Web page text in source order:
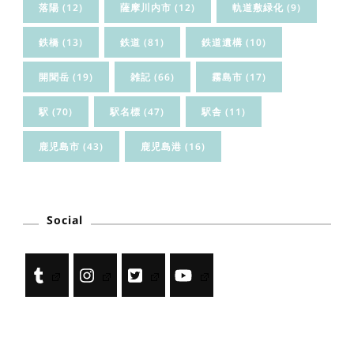
落陽 (12) 薩摩川内市 (12) 軌道敷緑化 (9)
鉄橋 (13) 鉄道 (81) 鉄道遺構 (10)
開聞岳 (19) 雑記 (66) 霧島市 (17)
駅 (70) 駅名標 (47) 駅舎 (11)
鹿児島市 (43) 鹿児島港 (16)
Social